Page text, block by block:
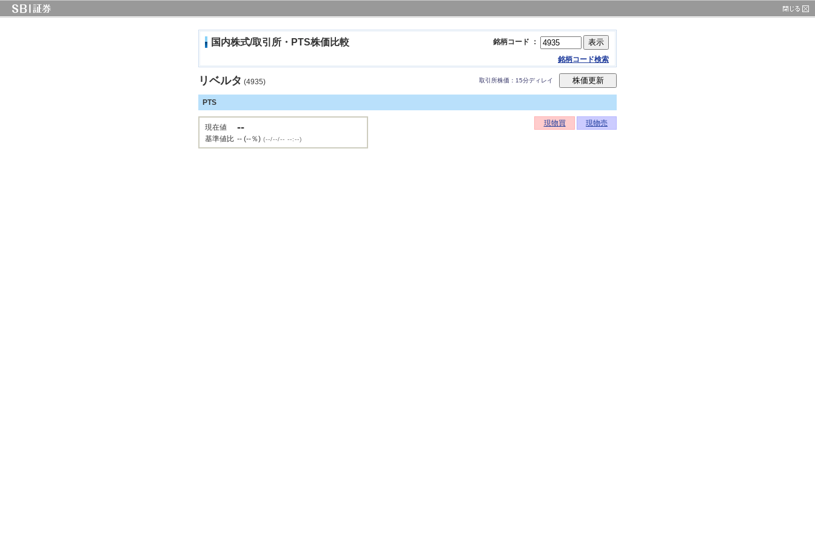
国内株式/取引所・PTS株価比較 銘柄コード ：
銘柄コード検索
リベルタ (4935) 取引所株価：15分ディレイ
PTS
現在値 --
基準値比 -- (--％) (--/--/-- --:--)
現物買 現物売